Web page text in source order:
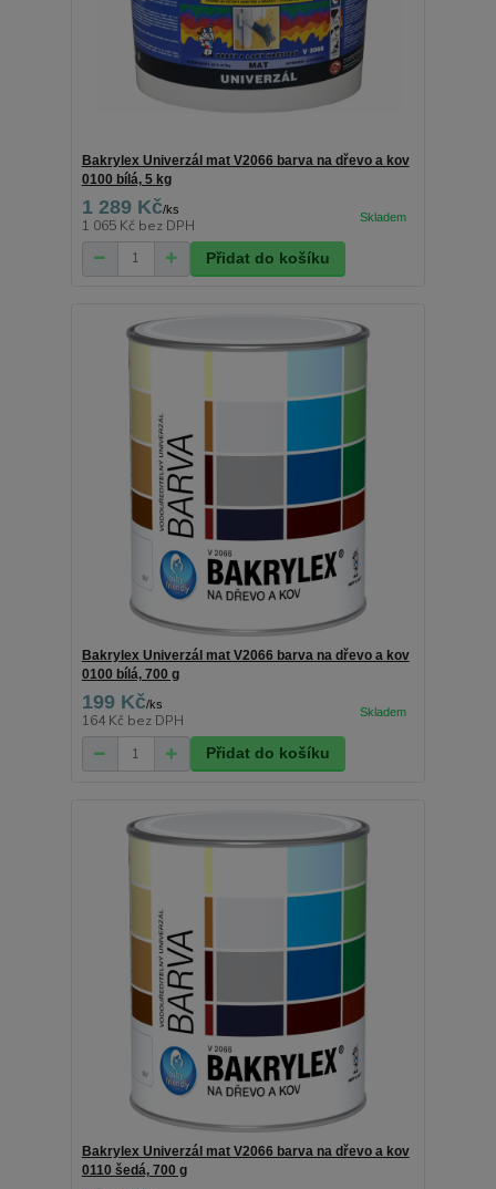
Bakrylex Univerzál mat V2066 barva na dřevo a kov
0100 bílá, 5 kg
1 289 Kč/ks
1 065 Kč bez DPH
Přidat do košíku
Bakrylex Univerzál mat V2066 barva na dřevo a kov
0100 bílá, 700 g
199 Kč/ks
164 Kč bez DPH
Přidat do košíku
Bakrylex Univerzál mat V2066 barva na dřevo a kov
0110 šedá, 700 g